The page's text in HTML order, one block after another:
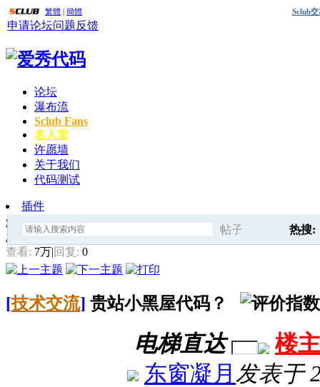
繁體 | 簡體 Sclub
申请论坛问题反馈
论坛
瀑布流
Sclub Fans
名人堂
许愿墙
关于我们
代码测试
插件
帖子
索
热搜:
爱秀代码
发帖
查看: 7万| 回复: 0
[技术交流] 贵站小黑屋代码？
电梯直达
楼主
东窗凝月 发表于